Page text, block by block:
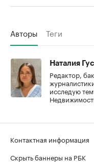
Авторы Теги
Наталия
Редактор,
исследую
Контактная информация
Скрыть баннеры на РБК